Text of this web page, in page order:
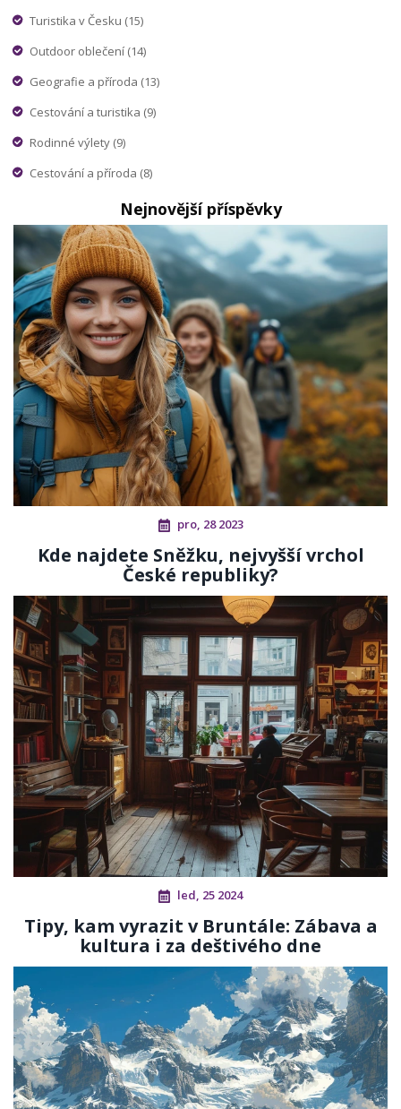
Turistika v Česku (15)
Outdoor oblečení (14)
Geografie a příroda (13)
Cestování a turistika (9)
Rodinné výlety (9)
Cestování a příroda (8)
Nejnovější příspěvky
pro, 28 2023
Kde najdete Sněžku, nejvyšší vrchol
České republiky?
led, 25 2024
Tipy, kam vyrazit v Bruntále: Zábava a
kultura i za deštivého dne